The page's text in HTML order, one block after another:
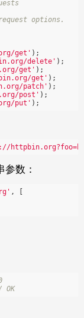
options.
get' );
delete' );
get' );
get' );
patch' );
post' );
put'
数：
, [
OK